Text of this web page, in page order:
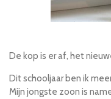
De kop is er af, het
Dit schooljaar ben ik
Mijn jongste zoon is